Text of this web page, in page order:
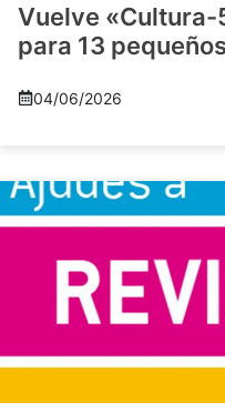
Vuelve
para 13
04/06/2026